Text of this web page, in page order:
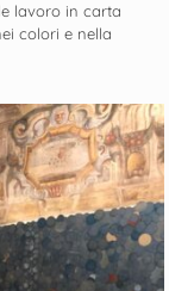
lavoro in carta
colori e nella